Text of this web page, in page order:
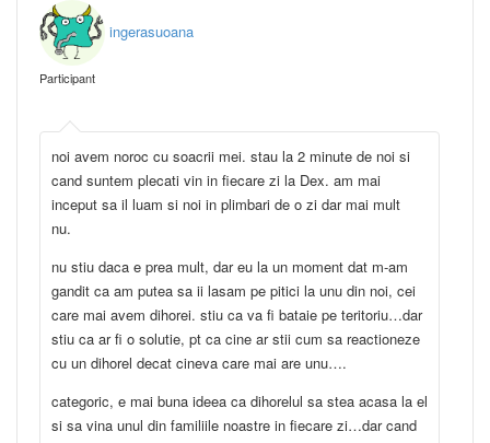
ingerasuoana
Participant
noi avem noroc cu soacrii mei. stau la 2 minute de noi si
cand suntem plecati vin in fiecare zi la Dex. am mai
inceput sa il luam si noi in plimbari de o zi dar mai mult
nu.
nu stiu daca e prea mult, dar eu la un moment dat m-am
gandit ca am putea sa ii lasam pe pitici la unu din noi, cei
care mai avem dihorei. stiu ca va fi bataie pe teritoriu…dar
stiu ca ar fi o solutie, pt ca cine ar stii cum sa reactioneze
cu un dihorel decat cineva care mai are unu….
categoric, e mai buna ideea ca dihorelul sa stea acasa la el
si sa vina unul din familiile noastre in fiecare zi…dar cand